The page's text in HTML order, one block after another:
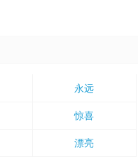
永远
惊喜
漂亮